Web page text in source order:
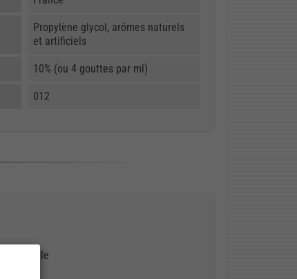
Propylène glycol, arômes naturels
et artificiels
10% (ou 4 gouttes par ml)
012
cannelle